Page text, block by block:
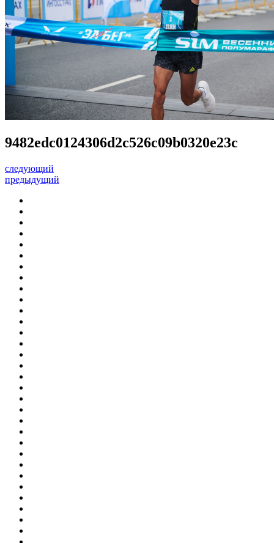
9482edc0124306d2c526c09b0320e23c
следующий
предыдущий